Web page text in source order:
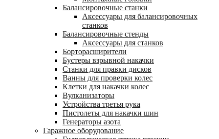
Балансировочные станки
Аксессуары для балансировочных
станков
Балансировочные стенды
Аксессуары для станков
Борторасширители
Бустеры взрывной накачки
Станки для правки дисков
Ванны для проверки колес
Клетки для накачки колес
Вулканизаторы
Устройства третья рука
Пистолеты для накачки шин
Генераторы азота
Гаражное оборудование